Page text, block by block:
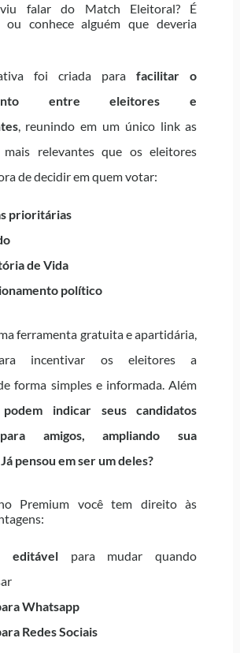
falar do Match Eleitoral? É
ou conhece alguém que deveria
foi criada parafacilitar o
entre eleitores e
, reunindo em um único link as
mais relevantes que os eleitores
de decidir em quem votar:
prioritárias
de Vida
político
ferramenta gratuita e apartidária,
incentivar os eleitores a
forma simples e informada. Além
indicar seus candidatos
amigos, ampliando sua
pensou em ser um deles?
Premium você tem direito às
editávelpara mudar quando
Whatsapp
Redes Sociais